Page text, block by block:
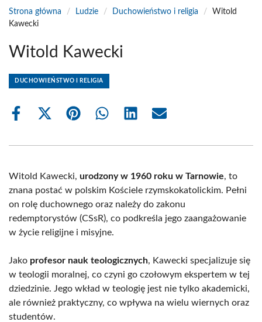
Strona główna / Ludzie / Duchowieństwo i religia /
Witold
Kawecki
Witold Kawecki
DUCHOWIEŃSTWO I RELIGIA
Share
Share
(Twitter)
Share Share Share Share
Witold Kawecki, urodzony w 1960 roku w Tarnowie, to
znana postać w polskim Kościele rzymskokatolickim. Pełni
on rolę duchownego oraz należy do zakonu
redemptorystów (CSsR), co podkreśla jego zaangażowanie
w życie religijne i misyjne.
Jako profesor nauk teologicznych, Kawecki specjalizuje się
w teologii moralnej, co czyni go czołowym ekspertem w tej
dziedzinie. Jego wkład w teologię jest nie tylko akademicki,
ale również praktyczny, co wpływa na wielu wiernych oraz
studentów.